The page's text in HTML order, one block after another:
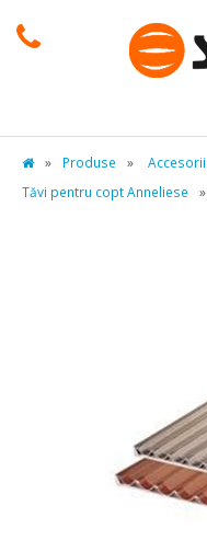
» Produse » Accesorii
Tăvi pentru copt Anneliese
»